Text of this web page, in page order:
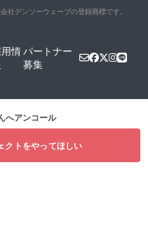
社デンソーウェーブの登録商標です。
情パートナー
募集
へアンコール
クトをやってほしい